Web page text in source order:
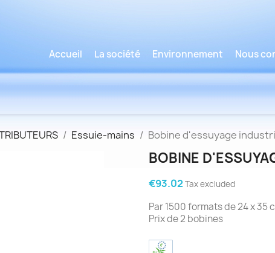
Accueil La société Environnement Nous
Essuie-mains Bobine d'essuyage
BOBINE
€93.02Tax excluded
Par 1500 formats de 24 x 35
Prix de 2 bobines